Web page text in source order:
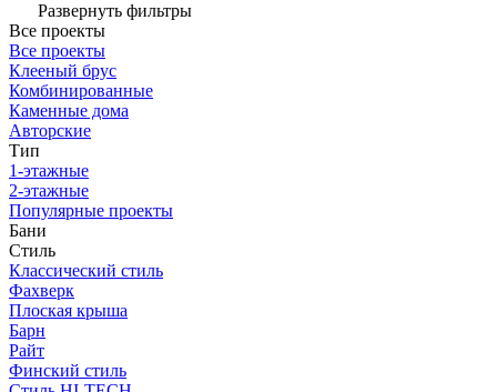
Развернуть фильтры
Все проекты
Все проекты
Клееный брус
Комбинированные
Каменные дома
Авторские
Тип
1-этажные
2-этажные
Популярные проекты
Бани
Стиль
Классический стиль
Фахверк
Плоская крыша
Барн
Райт
Финский стиль